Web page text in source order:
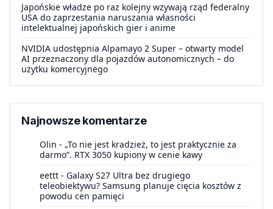
Japońskie władze po raz kolejny wzywają rząd federalny
USA do zaprzestania naruszania własności
intelektualnej japońskich gier i anime
NVIDIA udostępnia Alpamayo 2 Super – otwarty model
AI przeznaczony dla pojazdów autonomicznych – do
użytku komercyjnego
Najnowsze komentarze
Olin - „To nie jest kradzież, to jest praktycznie za
darmo”. RTX 3050 kupiony w cenie kawy
eettt - Galaxy S27 Ultra bez drugiego
teleobiektywu? Samsung planuje cięcia kosztów z
powodu cen pamięci